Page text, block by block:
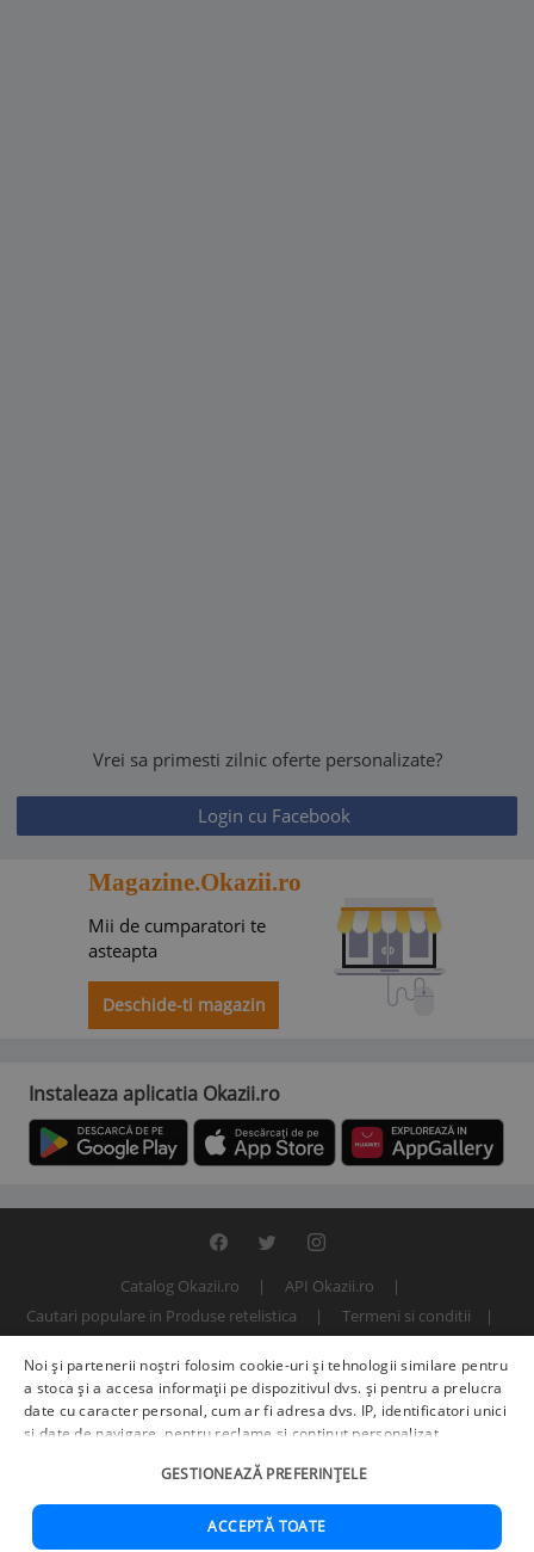
Vrei sa primesti zilnic oferte personalizate?
Login cu Facebook
Magazine.Okazii.ro
Mii de cumparatori te
asteapta
Deschide-ti magazin
Instaleaza aplicatia Okazii.ro
Catalog Okazii.ro
API Okazii.ro
Cautari populare in Produse retelistica
Termeni si conditii
© 2000 - 2026 S.C. BITFACTOR S.R.L.
Noi și partenerii noștri folosim cookie-uri și tehnologii similare pentru
a stoca și a accesa informații pe dispozitivul dvs. și pentru a prelucra
date cu caracter personal, cum ar fi adresa dvs. IP, identificatori unici
și date de navigare, pentru reclame și conținut personalizat,
îmbunătățirea serviciilor.Furnizori terți (225)pot, de asemenea,
prelucra datele dvs. în aceste și alte scopuri, inclusiv folosind date
precise de geolocalizare și caracteristici ale dispozitivului. Opțiunile
dvs. se aplică doar acestui site web. Unii furnizori se pot baza pe
GESTIONEAZĂ PREFERINȚELE
ACCEPTĂ TOATE